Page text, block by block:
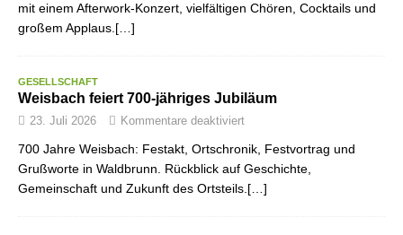
mit einem Afterwork-Konzert, vielfältigen Chören, Cocktails und
großem Applaus.[…]
GESELLSCHAFT
Weisbach feiert 700-jähriges Jubiläum
23. Juli 2026 Kommentare deaktiviert
700 Jahre Weisbach: Festakt, Ortschronik, Festvortrag und
Grußworte in Waldbrunn. Rückblick auf Geschichte,
Gemeinschaft und Zukunft des Ortsteils.[…]